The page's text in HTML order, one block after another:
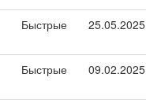
Быстрые 25.05.2025
Быстрые 09.02.2025